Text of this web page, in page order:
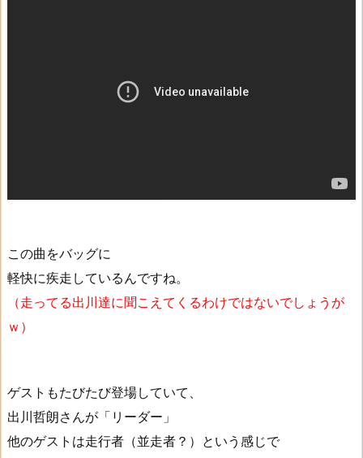
この曲をバッグに
軽快に疾走しているんですね。
（走ってる出川達に聞こえてくるわけではないでしょうが
ｗ）
ゲストもたびたび登場していて、
出川哲朗さんが「リーダー」
他のゲストは走行者（並走者？）という感じで